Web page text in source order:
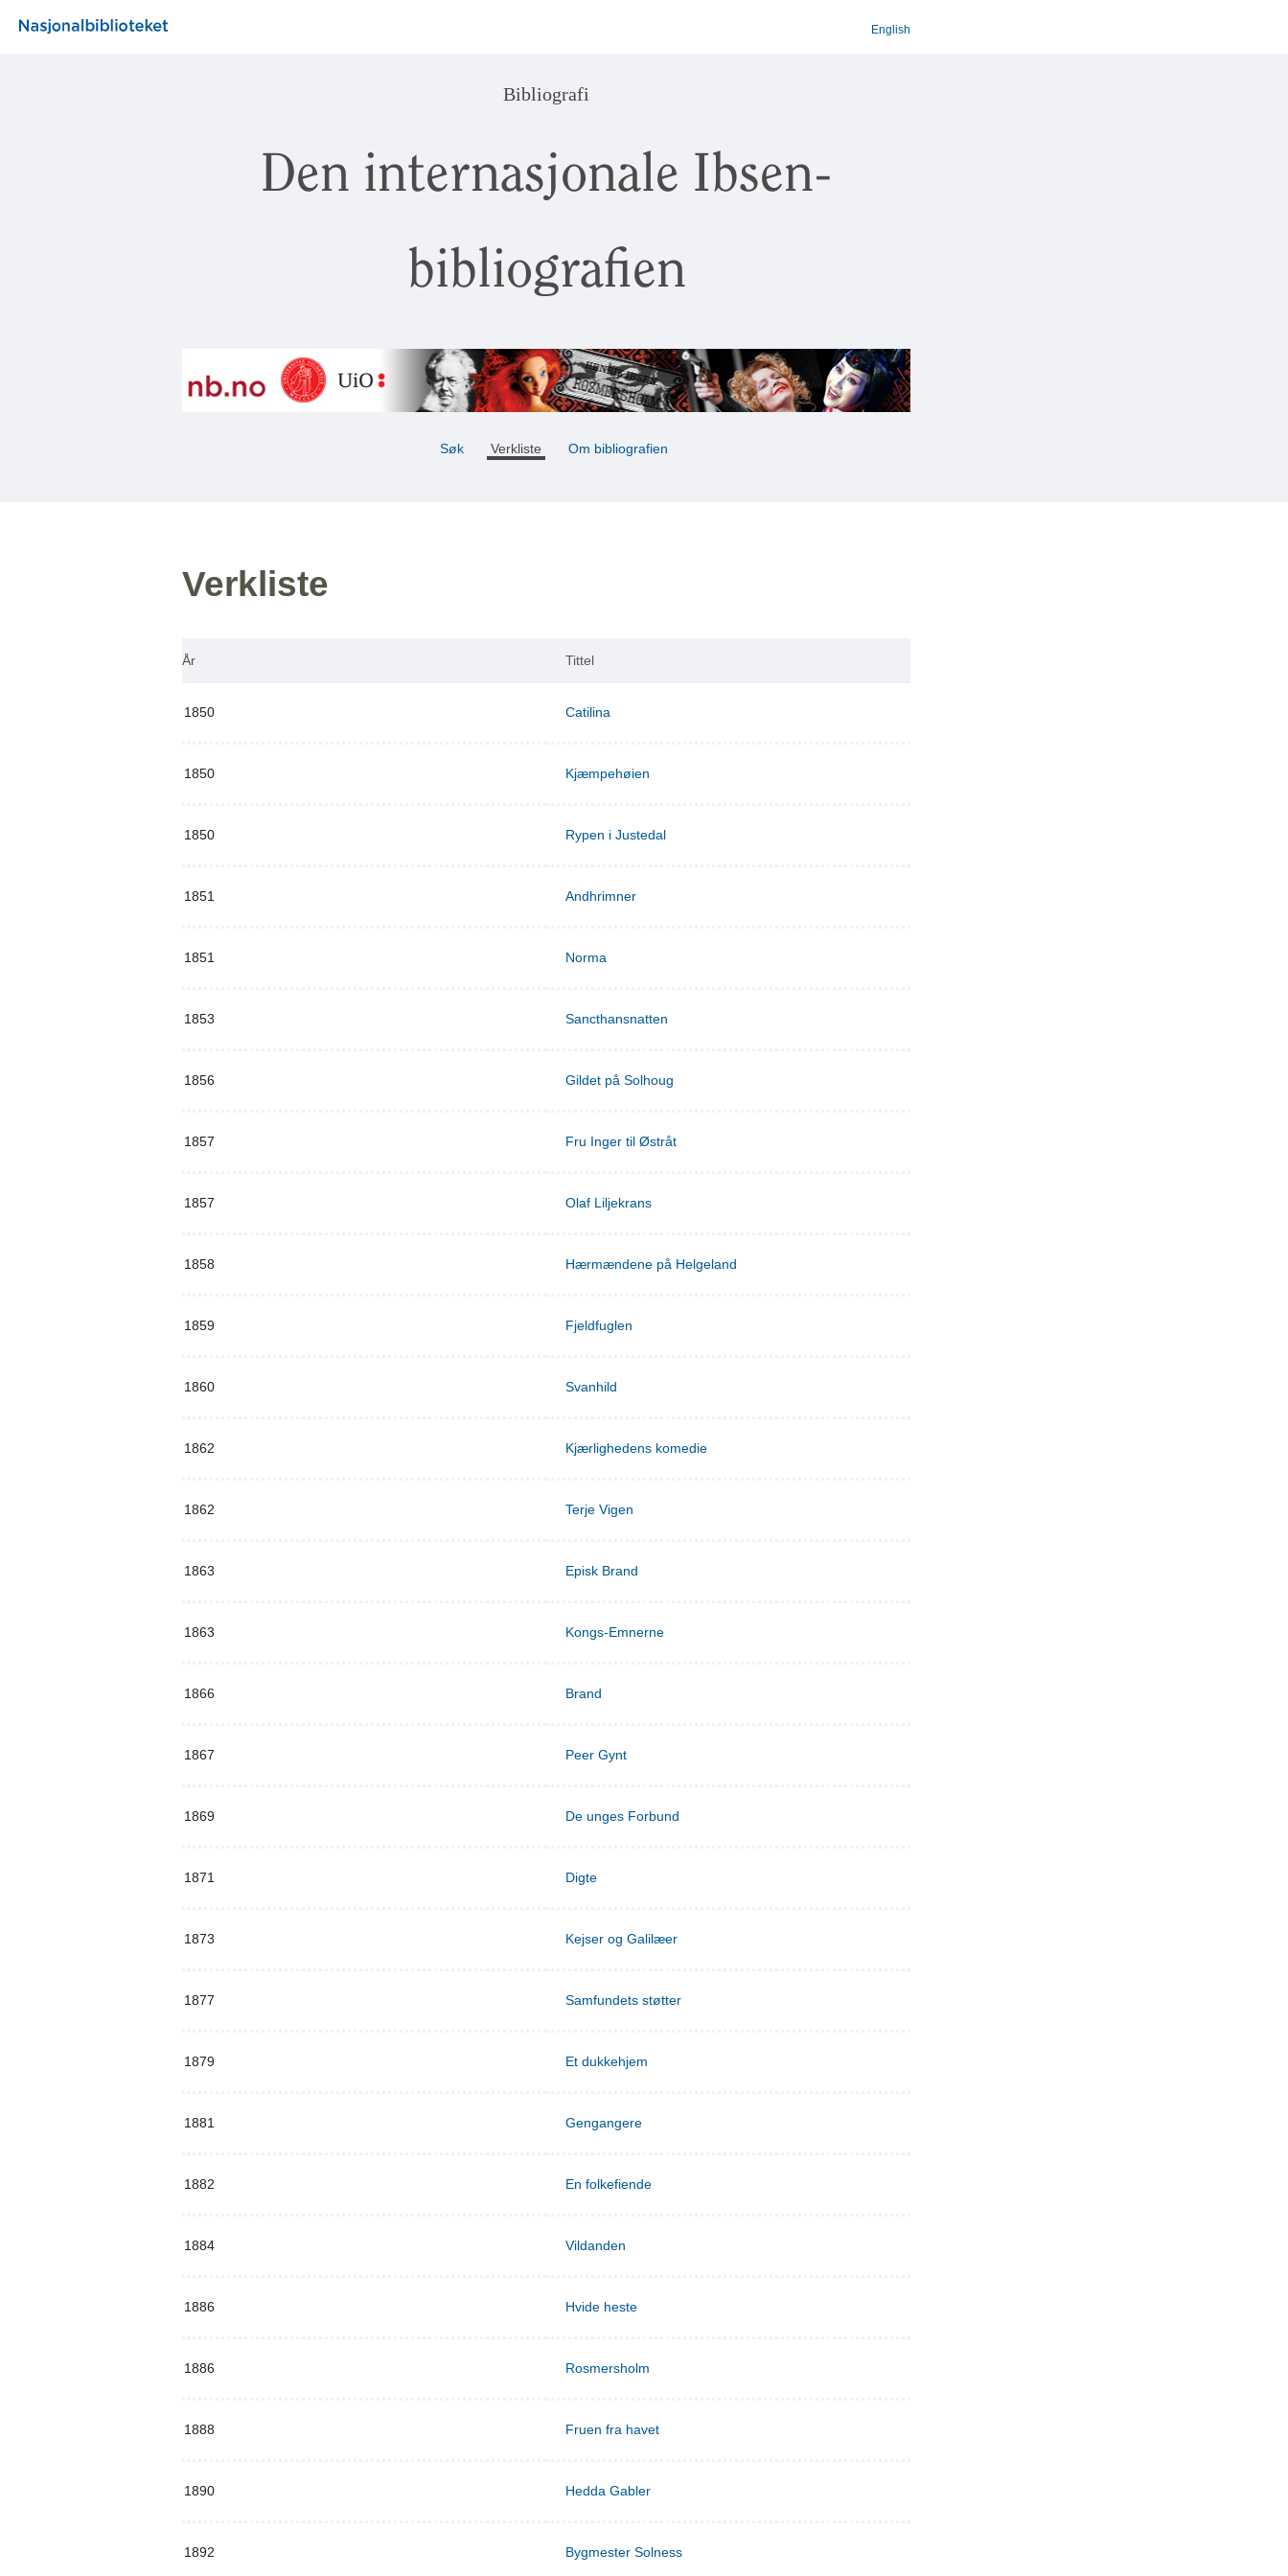
English
Bibliografi
Den internasjonale Ibsen-
bibliografien
Søk Verkliste Om bibliografien
Verkliste
År Tittel
1850 Catilina
1850 Kjæmpehøien
1850 Rypen i Justedal
1851 Andhrimner
1851 Norma
1853 Sancthansnatten
1856 Gildet på Solhoug
1857 Fru Inger til Østråt
1857 Olaf Liljekrans
1858 Hærmændene på Helgeland
1859 Fjeldfuglen
1860 Svanhild
1862 Kjærlighedens komedie
1862 Terje Vigen
1863 Episk Brand
1863 Kongs-Emnerne
1866 Brand
1867 Peer Gynt
1869 De unges Forbund
1871 Digte
1873 Kejser og Galilæer
1877 Samfundets støtter
1879 Et dukkehjem
1881 Gengangere
1882 En folkefiende
1884 Vildanden
1886 Hvide heste
1886 Rosmersholm
1888 Fruen fra havet
1890 Hedda Gabler
1892 Bygmester Solness